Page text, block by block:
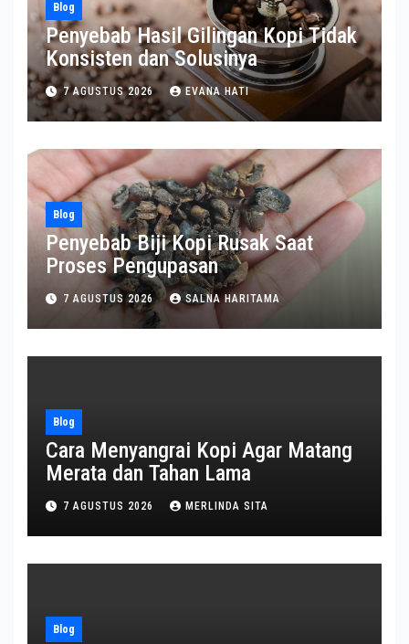
Blog
Penyebab Hasil Gilingan Kopi Tidak
Konsisten dan Solusinya
7 AGUSTUS 2026 EVANA HATI
Blog
Penyebab Biji Kopi Rusak Saat
Proses Pengupasan
7 AGUSTUS 2026 SALNA HARITAMA
Blog
Cara Menyangrai Kopi Agar Matang
Merata dan Tahan Lama
7 AGUSTUS 2026 MERLINDA SITA
Blog